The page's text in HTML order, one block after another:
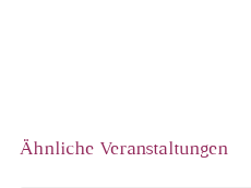
Ähnliche Veranstaltungen